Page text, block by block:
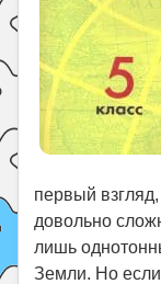
первый
довольно
лишь
Земли. Но